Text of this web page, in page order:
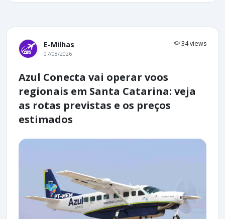
E-Milhas 34 views
07/08/2026
Azul Conecta vai operar voos
regionais em Santa Catarina: veja
as rotas previstas e os preços
estimados